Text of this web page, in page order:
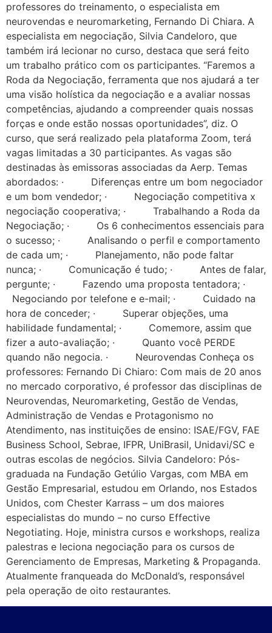
professores do treinamento, o especialista em
neurovendas e neuromarketing, Fernando Di Chiara. A
especialista em negociação, Silvia Candeloro, que
também irá lecionar no curso, destaca que será feito
um trabalho prático com os participantes. “Faremos a
Roda da Negociação, ferramenta que nos ajudará a ter
uma visão holística da negociação e a avaliar nossas
competências, ajudando a compreender quais nossas
forças e onde estão nossas oportunidades”, diz. O
curso, que será realizado pela plataforma Zoom, terá
vagas limitadas a 30 participantes. As vagas são
destinadas às emissoras associadas da Aerp. Temas
abordados: · Diferenças entre um bom negociador
e um bom vendedor; · Negociação competitiva x
negociação cooperativa; · Trabalhando a Roda da
Negociação; · Os 6 conhecimentos essenciais para
o sucesso; · Analisando o perfil e comportamento
de cada um; · Planejamento, não pode faltar
nunca; · Comunicação é tudo; · Antes de falar,
pergunte; · Fazendo uma proposta tentadora; ·
Negociando por telefone e e-mail; · Cuidado na
hora de conceder; · Superar objeções, uma
habilidade fundamental; · Comemore, assim que
fizer a auto-avaliação; · Quanto você PERDE
quando não negocia. · Neurovendas Conheça os
professores: Fernando Di Chiaro: Com mais de 20 anos
no mercado corporativo, é professor das disciplinas de
Neurovendas, Neuromarketing, Gestão de Vendas,
Administração de Vendas e Protagonismo no
Atendimento, nas instituições de ensino: ISAE/FGV, FAE
Business School, Sebrae, IFPR, UniBrasil, Unidavi/SC e
outras escolas de negócios. Silvia Candeloro: Pós-
graduada na Fundação Getúlio Vargas, com MBA em
Gestão Empresarial, estudou em Orlando, nos Estados
Unidos, com Chester Karrass – um dos maiores
especialistas do mundo – no curso Effective
Negotiating. Hoje, ministra cursos e workshops, realiza
palestras e leciona negociação para os cursos de
Gerenciamento de Empresas, Marketing & Propaganda.
Atualmente franqueada do McDonald’s, responsável
pela operação de oito restaurantes.